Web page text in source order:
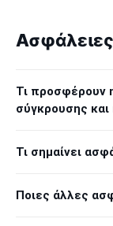
Ασφάλειες
Τι προσφέρουν
σύγκρουσης
Τι σημαίνει
Ποιες άλλες